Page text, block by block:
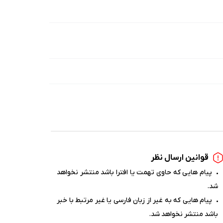
قوانین ارسال نظر
پیام هایی که حاوی تهمت یا افترا باشد منتشر نخواهد
شد.
پیام هایی که به غیر از زبان فارسی یا غیر مرتبط با خبر
باشد منتشر نخواهد شد.